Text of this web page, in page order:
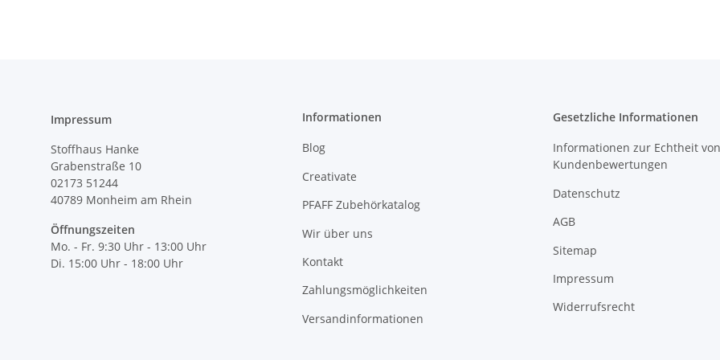
Impressum
Stoffhaus Hanke
Grabenstraße 10
02173 51244
40789 Monheim am Rhein
Öffnungszeiten
Mo. - Fr. 9:30 Uhr - 13:00 Uhr
Di. 15:00 Uhr - 18:00 Uhr
Informationen
Blog
Creativate
PFAFF Zubehörkatalog
Wir über uns
Kontakt
Zahlungsmöglichkeiten
Versandinformationen
Gesetzliche Informationen
Informationen zur Echtheit von
Kundenbewertungen
Datenschutz
AGB
Sitemap
Impressum
Widerrufsrecht